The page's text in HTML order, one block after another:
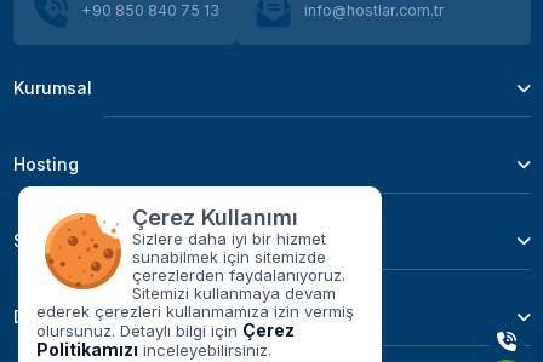
+90 850 840 75 13 info@hostlar.com.tr
Kurumsal
Hosting
Sunucu Hizmetleri
Domain
Çerez Kullanımı
Sizlere daha iyi bir hizmet
sunabilmek için sitemizde
çerezlerden faydalanıyoruz.
Sitemizi kullanmaya devam
ederek çerezleri kullanmamıza izin vermiş
olursunuz. Detaylı bilgi için Çerez
Politikamızı inceleyebilirsiniz.